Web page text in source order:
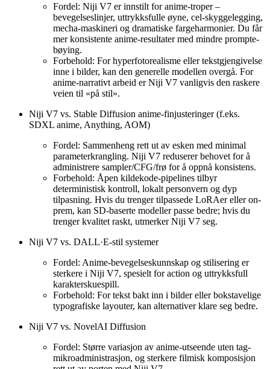
Fordel: Niji V7 er innstilt for anime-troper –
bevegelseslinjer, uttrykksfulle øyne, cel-skyggelegging,
mecha-maskineri og dramatiske fargeharmonier. Du får
mer konsistente anime-resultater med mindre prompte-
bøying.
Forbehold: For hyperfotorealisme eller tekstgjengivelse
inne i bilder, kan den generelle modellen overgå. For
anime-narrativt arbeid er Niji V7 vanligvis den raskere
veien til «på stil».
Niji V7 vs. Stable Diffusion anime-finjusteringer (f.eks.
SDXL anime, Anything, AOM)
Fordel: Sammenheng rett ut av esken med minimal
parameterkrangling. Niji V7 reduserer behovet for å
administrere sampler/CFG/frø for å oppnå konsistens.
Forbehold: Åpen kildekode-pipelines tilbyr
deterministisk kontroll, lokalt personvern og dyp
tilpasning. Hvis du trenger tilpassede LoRAer eller on-
prem, kan SD-baserte modeller passe bedre; hvis du
trenger kvalitet raskt, utmerker Niji V7 seg.
Niji V7 vs. DALL·E-stil systemer
Fordel: Anime-bevegelseskunnskap og stilisering er
sterkere i Niji V7, spesielt for action og uttrykksfull
karakterskuespill.
Forbehold: For tekst bakt inn i bilder eller bokstavelige
typografiske layouter, kan alternativer klare seg bedre.
Niji V7 vs. NovelAI Diffusion
Fordel: Større variasjon av anime-utseende uten tag-
mikroadministrasjon, og sterkere filmisk komposisjon